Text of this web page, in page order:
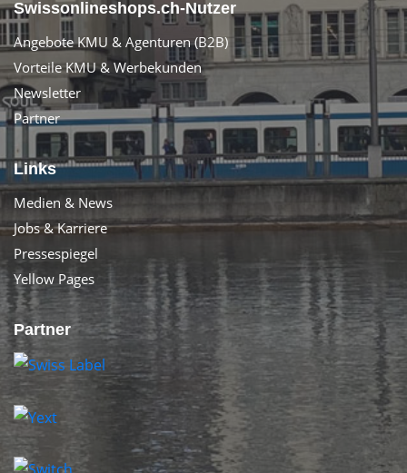
Swissonlineshops.ch-Nutzer
Angebote KMU & Agenturen (B2B)
Vorteile KMU & Werbekunden
Newsletter
Partner
Links
Medien & News
Jobs & Karriere
Pressespiegel
Yellow Pages
Partner